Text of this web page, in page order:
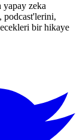
yapay zeka
podcast'lerini,
bir hikaye